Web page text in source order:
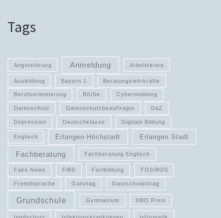
Tags
Angststörung Anmeldung Arbeitskreis
Ausbildung Bayern 1 Beratungslehrkräfte
Berufsorientierung BiUSe Cybermobbing
Datenschutz Datenschutzbeauftragte DaZ
Depression Deutschklasse Digitale Bildung
Englisch Erlangen-Höchstadt Erlangen Stadt
Fachberatung Fachberatung Englisch
Fake News FiBS Fortbildung FOS/BOS
Fremdsprache Ganztag Gastschulantrag
Grundschule Gymnasium HBO Preis